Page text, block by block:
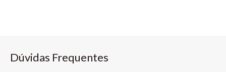
Dúvidas Frequentes